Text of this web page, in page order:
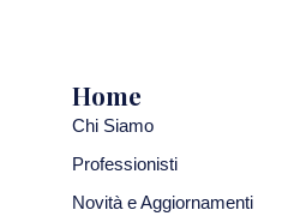
Home
Chi Siamo
Professionisti
Novità e Aggiornamenti